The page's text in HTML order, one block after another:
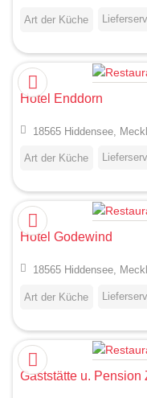
Art der Küche
Hotel Enddorn
18565 Hiddensee,
Art der Küche
Hotel Godewind
18565 Hiddensee,
Art der Küche
Gaststätte u. Pension